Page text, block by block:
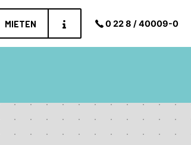
MIETEN 0 22 8 / 40009-0